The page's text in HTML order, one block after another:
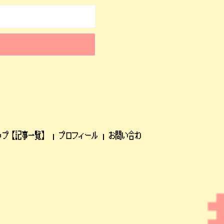
【記事一覧】 プロフィール お問い合わ